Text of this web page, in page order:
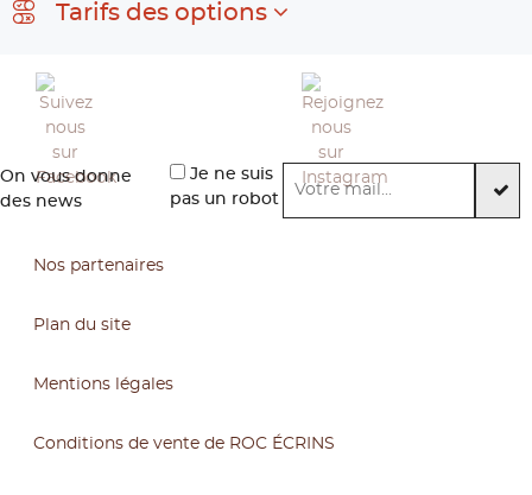
Tarifs des options
On vous donne
des news
Je ne suis
pas un robot
Nos partenaires
Plan du site
Mentions légales
Conditions de vente de ROC ÉCRINS